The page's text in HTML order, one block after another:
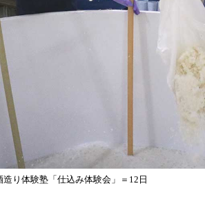
造り体験塾「仕込み体験会」＝12日